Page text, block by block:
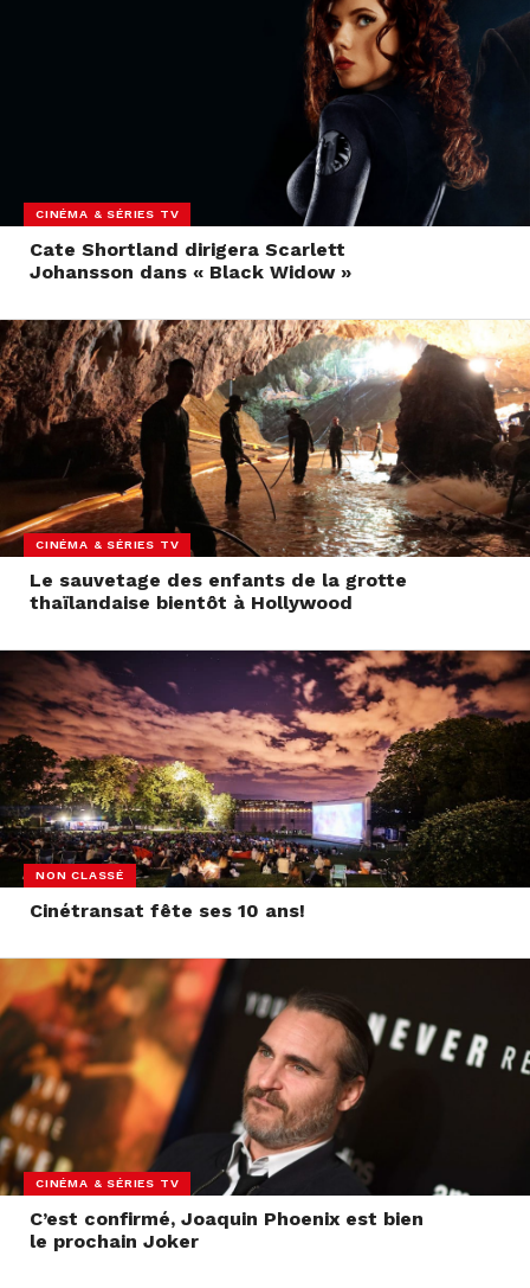
CINÉMA & SÉRIES TV
Cate Shortland dirigera Scarlett
Johansson dans « Black Widow »
CINÉMA & SÉRIES TV
Le sauvetage des enfants de la grotte
thaïlandaise bientôt à Hollywood
NON CLASSÉ
Cinétransat fête ses 10 ans!
CINÉMA & SÉRIES TV
C’est confirmé, Joaquin Phoenix est bien
le prochain Joker